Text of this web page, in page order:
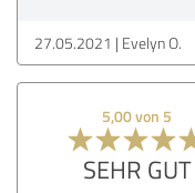
27.05.2021 Evelyn O.
5,00 von 5
SEHR GUT